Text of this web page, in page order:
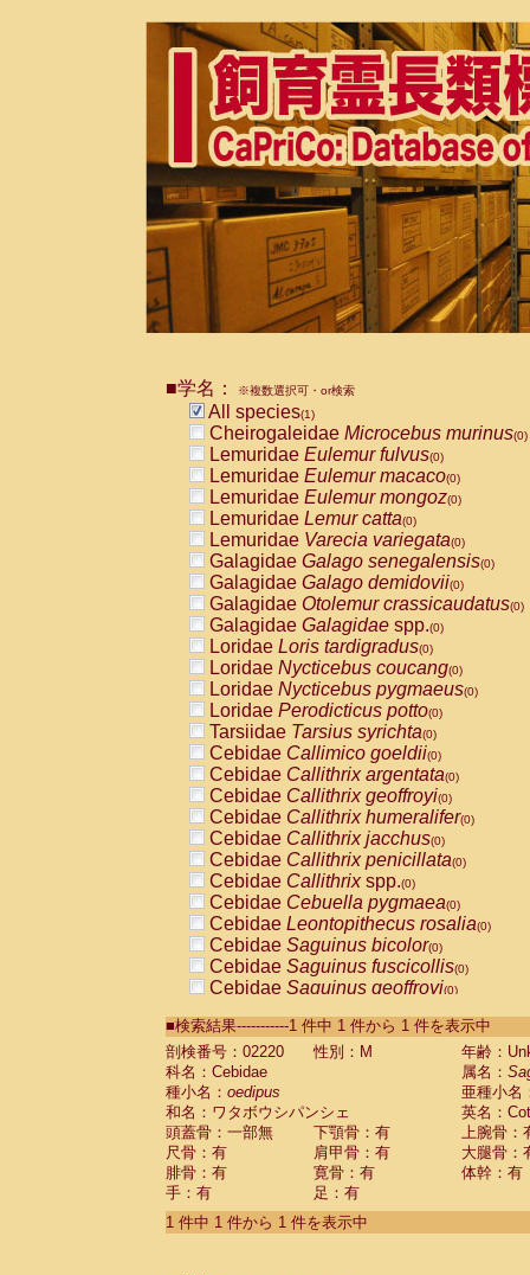
■学名： ※複数選択可・or検索
All species(1)
Cheirogaleidae Microcebus murinus(0)
Lemuridae Eulemur fulvus(0)
Lemuridae Eulemur macaco(0)
Lemuridae Eulemur mongoz(0)
Lemuridae Lemur catta(0)
Lemuridae Varecia variegata(0)
Galagidae Galago senegalensis(0)
Galagidae Galago demidovii(0)
Galagidae Otolemur crassicaudatus(0)
Galagidae Galagidae spp.(0)
Loridae Loris tardigradus(0)
Loridae Nycticebus coucang(0)
Loridae Nycticebus pygmaeus(0)
Loridae Perodicticus potto(0)
Tarsiidae Tarsius syrichta(0)
Cebidae Callimico goeldii(0)
Cebidae Callithrix argentata(0)
Cebidae Callithrix geoffroyi(0)
Cebidae Callithrix humeralifer(0)
Cebidae Callithrix jacchus(0)
Cebidae Callithrix penicillata(0)
Cebidae Callithrixspp.(0)
Cebidae Cebuella pygmaea(0)
Cebidae Leontopithecus rosalia(0)
Cebidae Saguinus bicolor(0)
Cebidae Saguinus fuscicollis(0)
Cebidae Saguinus geoffroyi(0)
CebidaeSaguinus labiatus(0)
Cebidae Saguinus leucopus (0)
Cebidae
Cebidae
CebidaeSaguinus nigricollis (0)
Cebidae Saguinus oedipus
Cebidae Saguinus weddelli
Cebidae Saguinusspp.
Cebidae Aotus trivirgatus
Cebidae Cebus albifrons
■検索結果-----------1 件中 1 件から 1 件を表示中
剖検番号：02220
性別：M
年齢：
科名：Cebidae
属名：
種小名： oedipus
亜種小名
和名：ワタボウシパンシェ
英名：
頭蓋骨：一部無
下顎骨：有
上腕骨：
尺骨：有
肩甲骨：有
大腿骨：
腓骨：有
寛骨：有
体幹：有
手：有
足：有
1 件中 1 件から 1 件を表示中